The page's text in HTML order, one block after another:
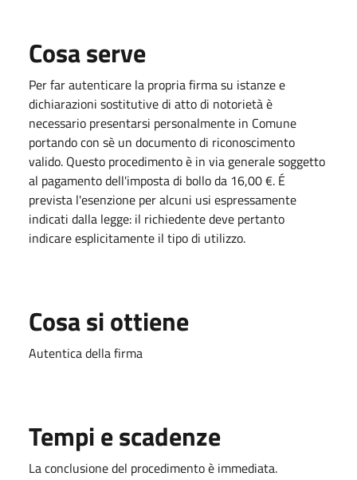
Cosa serve
Per far autenticare la propria firma su istanze e
dichiarazioni sostitutive di atto di notorietà è
necessario presentarsi personalmente in Comune
portando con sè un documento di riconoscimento
valido. Questo procedimento è in via generale soggetto
al pagamento dell'imposta di bollo da 16,00 €. É
prevista l'esenzione per alcuni usi espressamente
indicati dalla legge: il richiedente deve pertanto
indicare esplicitamente il tipo di utilizzo.
Cosa si ottiene
Autentica della firma
Tempi e scadenze
La conclusione del procedimento è immediata.